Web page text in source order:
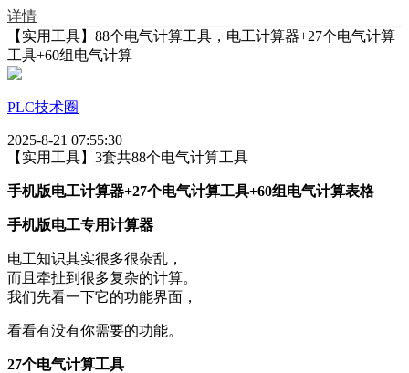
详情
【实用工具】88个电气计算工具，电工计算器+27个电气计算
工具+60组电气计算
PLC技术圈
2025-8-21 07:55:30
【实用工具】3套共88个电气计算工具
手机版电工计算器+27个电气计算工具+60组电气计算表格
手机版电工专用计算器
电工知识其实很多很杂乱，
而且牵扯到很多复杂的计算。
我们先看一下它的功能界面，
看看有没有你需要的功能。
27个电气计算工具